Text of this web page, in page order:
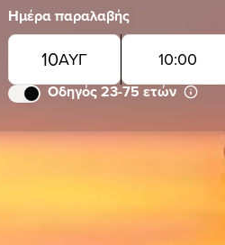
Ημέρα παραλαβής
10ΑΥΓ 10:00
Οδηγός 23-75 ετών